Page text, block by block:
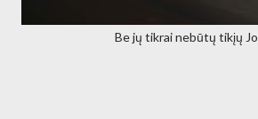
Be jų tikrai nebūtų tikįų